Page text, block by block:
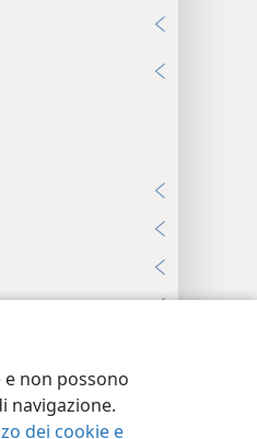
non possono
navigazione.
dei cookie e